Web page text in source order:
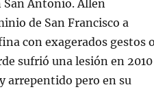
Antonio. Allen
de San Francisco a
con exagerados gestos
sufrió una lesión en
arrepentido pero en su